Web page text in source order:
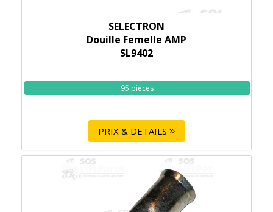
SELECTRON
Douille Femelle AMP
SL9402
95 pièces
PRIX & DETAILS